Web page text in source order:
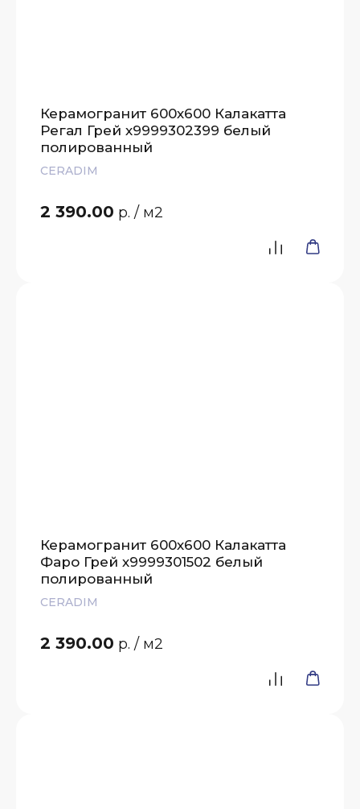
Керамогранит 600х600 Калакатта
Регал Грей х9999302399 белый
полированный
CERADIM
2 390.00 р. / м2
Керамогранит 600х600 Калакатта
Фаро Грей х9999301502 белый
полированный
CERADIM
2 390.00 р. / м2